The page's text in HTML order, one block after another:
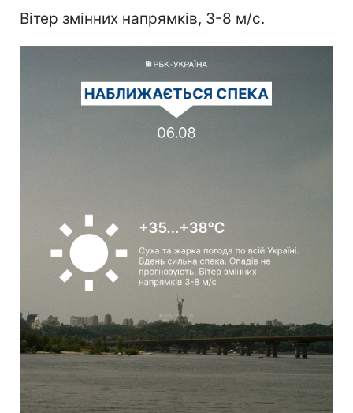
Вітер змінних напрямків, 3-8 м/с.